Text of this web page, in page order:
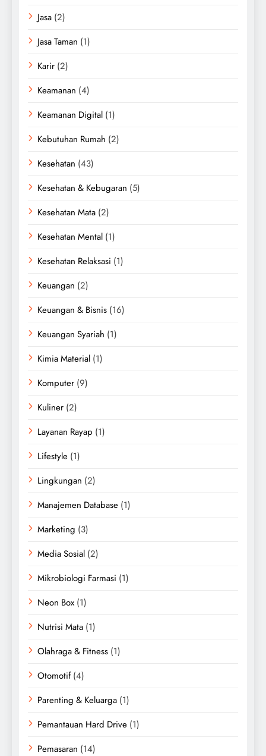
Jasa (2)
Jasa Taman (1)
Karir (2)
Keamanan (4)
Keamanan Digital (1)
Kebutuhan Rumah (2)
Kesehatan (43)
Kesehatan & Kebugaran (5)
Kesehatan Mata (2)
Kesehatan Mental (1)
Kesehatan Relaksasi (1)
Keuangan (2)
Keuangan & Bisnis (16)
Keuangan Syariah (1)
Kimia Material (1)
Komputer (9)
Kuliner (2)
Layanan Rayap (1)
Lifestyle (1)
Lingkungan (2)
Manajemen Database (1)
Marketing (3)
Media Sosial (2)
Mikrobiologi Farmasi (1)
Neon Box (1)
Nutrisi Mata (1)
Olahraga & Fitness (1)
Otomotif(4)
Parenting & Keluarga (1)
Pemantauan Hard Drive (1)
Pemasaran (14)